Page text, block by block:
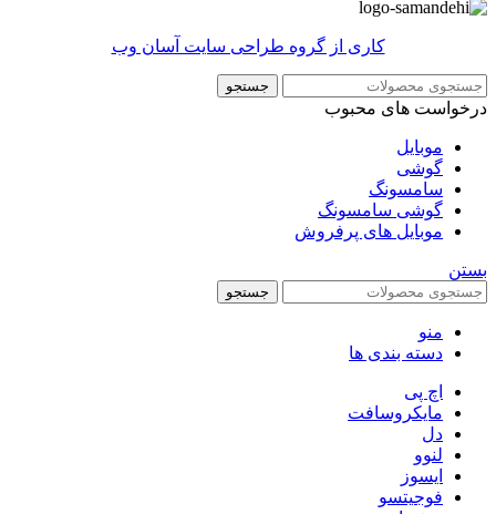
کاری از گروه طراحی سایت آسان وب
جستجو
درخواست های محبوب
موبایل
گوشی
سامسونگ
گوشی سامسونگ
موبایل های پرفروش
بستن
جستجو
منو
دسته بندی ها
اچ پی
مایکروسافت
دل
لنوو
ایسوز
فوجیتسو